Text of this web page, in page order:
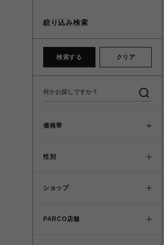
絞り込み検索
検索する クリア
価格帯
性別
ショップ
PARCO店舗